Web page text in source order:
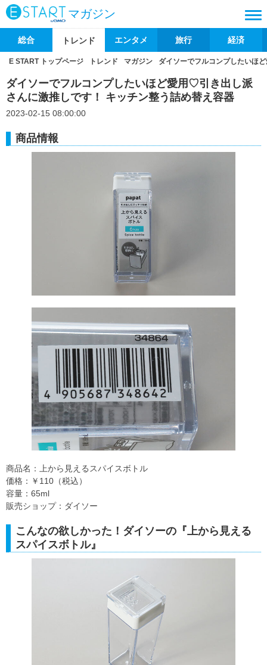
マガジン
総合 トレンド エンタメ 旅行 経済
E START トップページ トレンド マガジン ダイソーでフルコンプしたいほ
ダイソーでフルコンプしたいほど愛用♡引き出し派
さんに激推しです！ キッチン整う詰め替え容器
2023-02-15 08:00:00
商品情報
商品名：上から見えるスパイスボトル
価格：￥110（税込）
容量：65ml
販売ショップ：ダイソー
こんなの欲しかった！ダイソーの『上から見える
スパイスボトル』